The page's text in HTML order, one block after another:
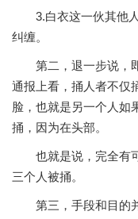
3.白衣这一伙其他人
纠缠。
第二，退一步说，即
通报上看，捅人者不仅
脸，也就是另一个人如
捅，因为在头部。
也就是说，完全有可
三个人被捅。
第三，手段和目的并